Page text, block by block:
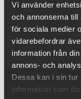
Vi använder
och annonserna till
för sociala medier
vidarebefordrar
information från
annons- och
Dessa kan i sin tur
information som